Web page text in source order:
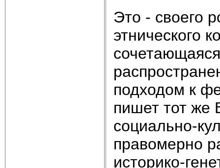
Это - своего
этнического
подходом к
пишет тот же
социально-
правомерно
историко-